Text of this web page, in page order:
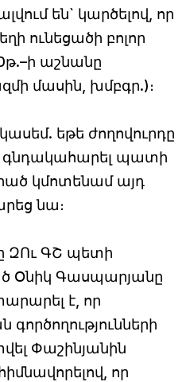
են` կարծելով, որ
ունեցածի բոլոր
աշնանը
մասին, խմբգր.)։
եթե ժողովուրդը
գնդակահարել պատի
կմոտենամ այդ
նա։
ԶՈւ ԳՇ պետի
Օնիկ Գասպարյանը
է, որ
Փաշինյանին
որ